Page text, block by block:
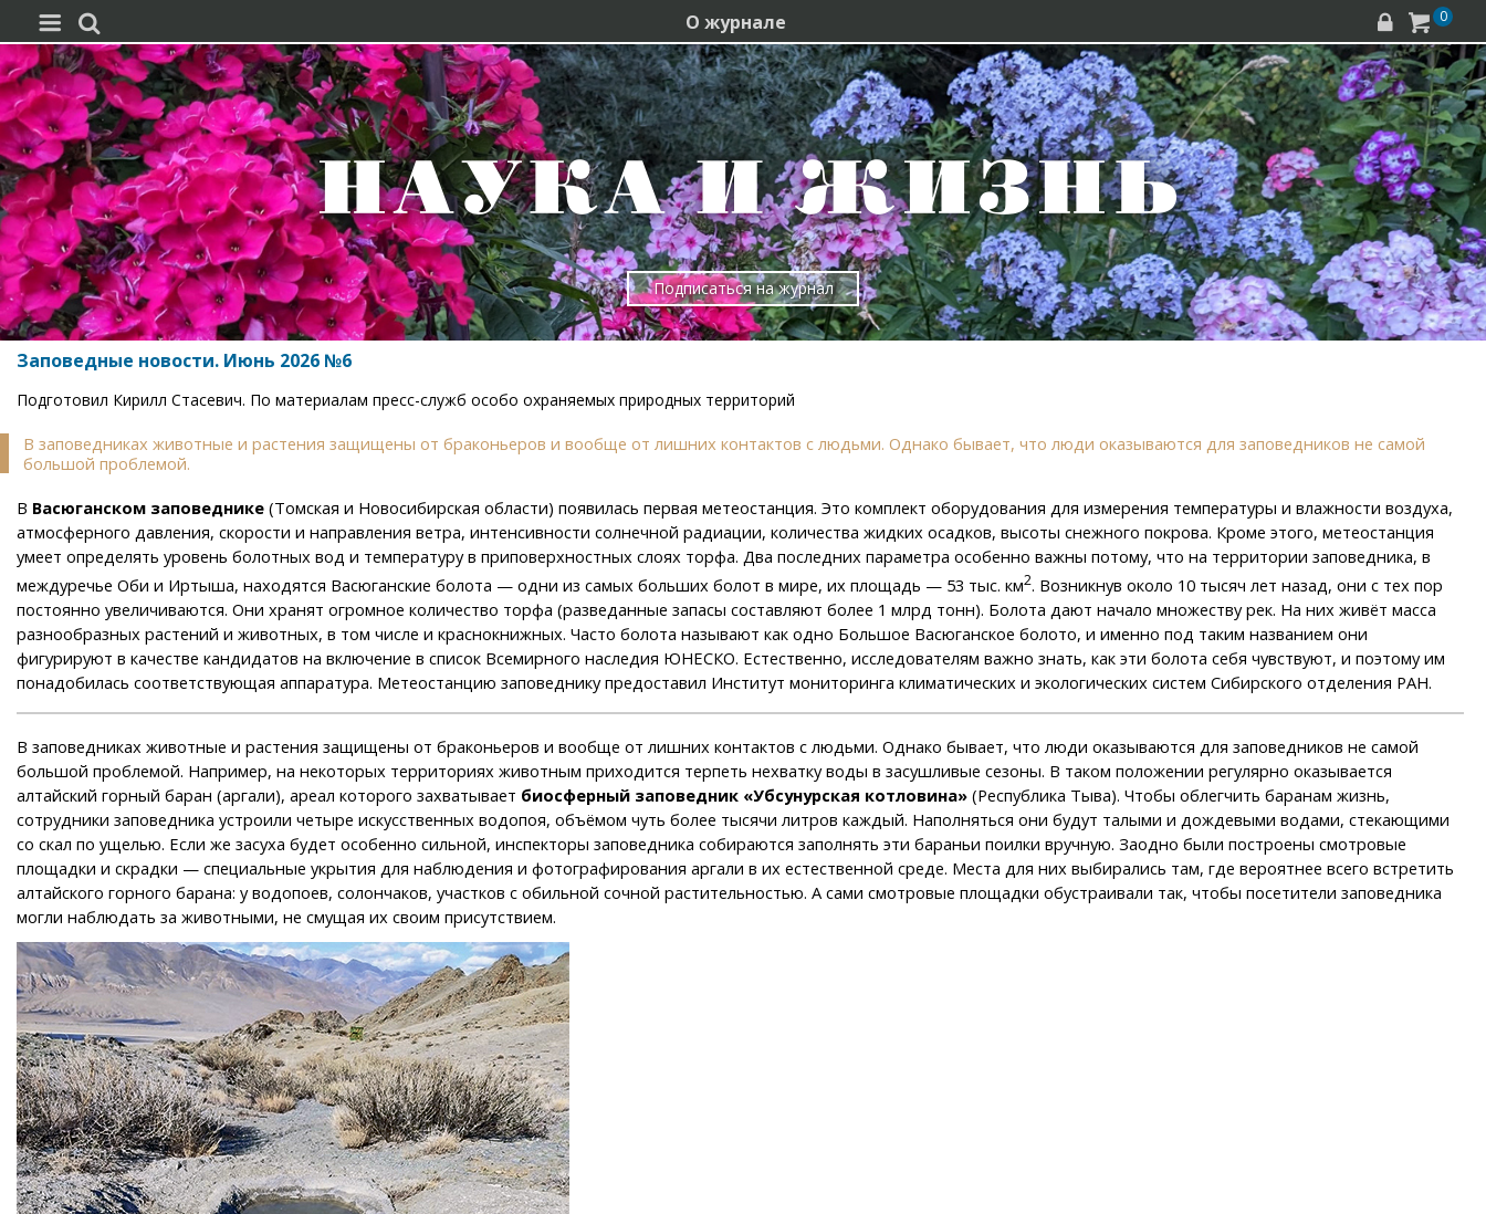
  О журнале   0
Подписаться на журнал
Заповедные новости. Июнь 2026 №6
Подготовил Кирилл Стасевич. По материалам пресс-служб особо охраняемых природных территорий
В заповедниках животные и растения защищены от браконьеров и вообще от лишних контактов с людьми. Однако бывает, что люди оказываются для заповедников не самой
большой проблемой.
В Васюганском заповеднике (Томская и Новосибирская области) появилась первая метеостанция. Это комплект оборудования для измерения температуры и влажности воздуха,
атмосферного давления, скорости и направления ветра, интенсивности солнечной радиации, количества жидких осадков, высоты снежного покрова. Кроме этого, метеостанция
умеет определять уровень болотных вод и температуру в приповерхностных слоях торфа. Два последних параметра особенно важны потому, что на территории заповедника, в
междуречье Оби и Иртыша, находятся Васюганские болота — одни из самых больших болот в мире, их площадь — 53 тыс. км2. Возникнув около 10 тысяч лет назад, они с тех пор
постоянно увеличиваются. Они хранят огромное количество торфа (разведанные запасы составляют более 1 млрд тонн). Болота дают начало множеству рек. На них живёт масса
разнообразных растений и животных, в том числе и краснокнижных. Часто болота называют как одно Большое Васюганское болото, и именно под таким названием они
фигурируют в качестве кандидатов на включение в список Всемирного наследия ЮНЕСКО. Естественно, исследователям важно знать, как эти болота себя чувствуют, и поэтому им
понадобилась соответствующая аппаратура. Метеостанцию заповеднику предоставил Институт мониторинга климатических и экологических систем Сибирского отделения РАН.
В заповедниках животные и растения защищены от браконьеров и вообще от лишних контактов с людьми. Однако бывает, что люди оказываются для заповедников не самой
большой проблемой. Например, на некоторых территориях животным приходится терпеть нехватку воды в засушливые сезоны. В таком положении регулярно оказывается
алтайский горный баран (аргали), ареал которого захватывает биосферный заповедник «Убсунурская котловина» (Республика Тыва). Чтобы облегчить баранам жизнь,
сотрудники заповедника устроили четыре искусственных водопоя, объёмом чуть более тысячи литров каждый. Наполняться они будут талыми и дождевыми водами, стекающими
со скал по ущелью. Если же засуха будет особенно сильной, инспекторы заповедника собираются заполнять эти бараньи поилки вручную. Заодно были построены смотровые
площадки и скрадки — специальные укрытия для наблюдения и фотографирования аргали в их естественной среде. Места для них выбирались там, где вероятнее всего встретить
алтайского горного барана: у водопоев, солончаков, участков с обильной сочной растительностью. А сами смотровые площадки обустраивали так, чтобы посетители заповедника
могли наблюдать за животными, не смущая их своим присутствием.